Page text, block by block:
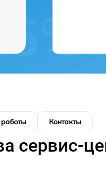
Контакты
сервис-